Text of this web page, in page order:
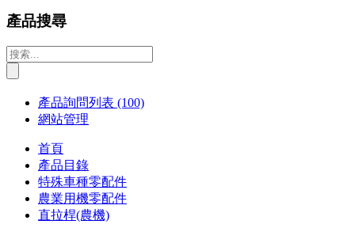
產品搜尋
產品詢問列表 (100)
網站管理
首頁
產品目錄
特殊車種零配件
農業用機零配件
直拉桿(農機)